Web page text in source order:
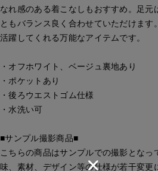
なれ感のある着こなしもおすすめ。足
ともバランス良く合わせていただけま
活躍してくれる万能なアイテムです。
・オフホワイト、ベージュ裏地あり
・ポケットあり
・後ろウエストゴム仕様
・水洗い可
■サンプル撮影商品■
こちらの商品はサンプルでの撮影とな
味、素材、デザイン等の仕様が若干変更